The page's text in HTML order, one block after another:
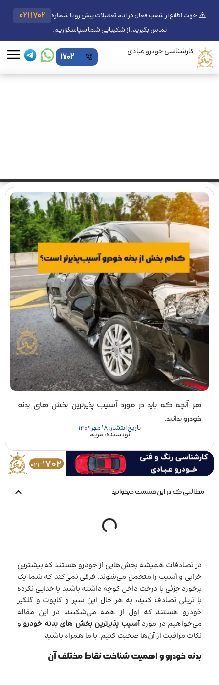
⚠️ جهت اطلاع از شعب فعال در ایام تعطیلات پیش رو با شماره 0211702
تماس بگیرید. از شکیبایی شما سپاسگزاریم.
کارشناسی خودرو عبادی 1702
هر آنچه که باید در مورد آسیب پذیرترین بخش های بدنه
خودرو بدانید.
تاریخ انتشار: 18 مهر 1404
نویسنده: مریم
مطالبی که در این قسمت میخوانید
در تصادفات همیشه بخش‌هایی از خودرو هستند که بیشترین
خرابی و آسیب را متحمل می‌شوند. فرقی نمی‌کند که شما یک
برخورد جزئی با درخت داخل کوچه داشته باشید یا خدایی نکرده
با تریلی تصادف کنید، به هر حال این سپر و کاپوت و گلگیر
خودرو هستند که اول از همه می‌شکنند. در این مقاله
می‌خواهیم در موردآسیب پذیرترین بخش های بدنه خودرو و
نکات مراقبت از آن‌ها صحبت کنیم. با ما همراه باشید.
بدنه خودرو و اهمیت شناخت نقاط مختلف آن